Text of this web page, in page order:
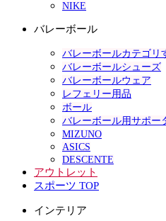
NIKE
バレーボール
バレーボールカテゴリ
バレーボールシューズ
バレーボールウェア
レフェリー用品
ボール
バレーボール用サポー
MIZUNO
ASICS
DESCENTE
アウトレット
スポーツ TOP
インテリア